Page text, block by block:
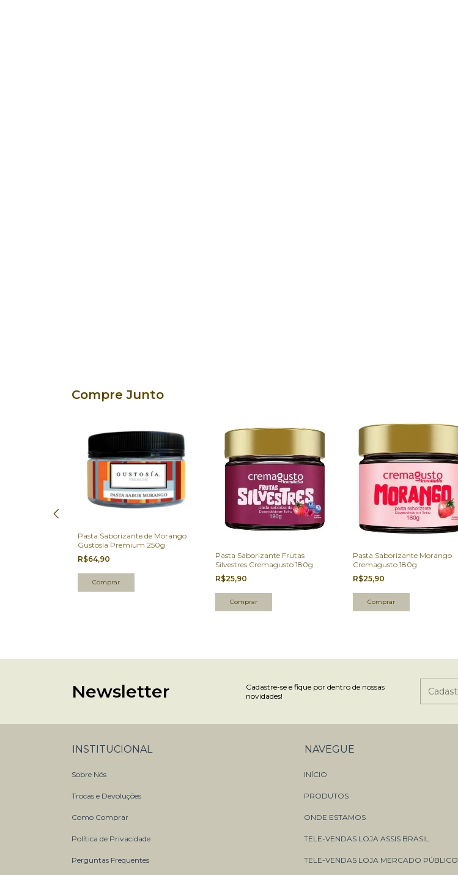
Compre Junto
Pasta Saborizante de Morango
Gustosía Premium 250g
R$64,90
Pasta Saborizante Frutas
Silvestres Cremagusto 180g
R$25,90
Pasta Saborizante Morango
Cremagusto 180g
R$25,90
Newsletter
Cadastre-se e fique por dentro de nossas
novidades!
INSTITUCIONAL
Sobre Nós
Trocas e Devoluções
Como Comprar
Política de Privacidade
Perguntas Frequentes
NAVEGUE
INÍCIO
PRODUTOS
ONDE ESTAMOS
TELE-VENDAS LOJA ASSIS BRASIL
TELE-VENDAS LOJA MERCADO PÚBLICO